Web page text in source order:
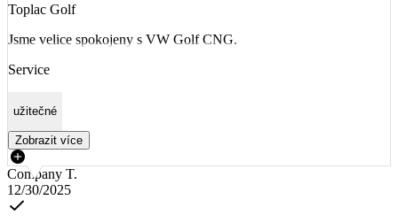
Toplac Golf
Jsme velice spokojeny s VW Golf CNG.
Service
užitečné
Zobrazit více
Company T.
12/30/2025